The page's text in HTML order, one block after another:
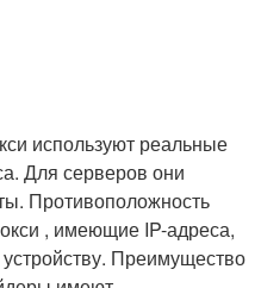
используют реальные
Для серверов они
Противоположность
, имеющие IP-адреса,
Преимущество